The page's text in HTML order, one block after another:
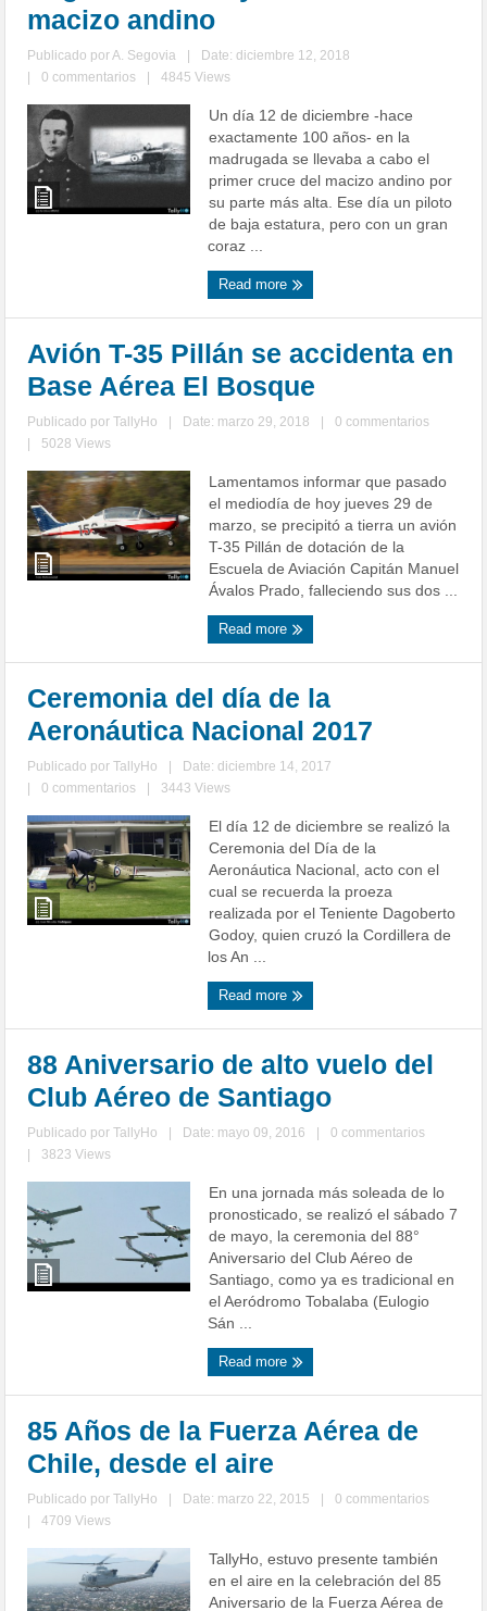
macizo andino
Publicado porA. Segovia
Date: diciembre 12, 2018
0 commentarios 4845 Views
Un día 12 de diciembre -hace
exactamente 100 años- en la
madrugada se llevaba a cabo el
primer cruce del macizo andino por
su parte más alta. Ese día un piloto
de baja estatura, pero con un gran
coraz ...
Read more
Avión T-35 Pillán se accidenta en
Base Aérea El Bosque
Publicado porTallyHo Date: marzo 29, 2018
0 commentarios
5028 Views
Lamentamos informar que pasado
el mediodía de hoy jueves 29 de
marzo, se precipitó a tierra un avión
T-35 Pillán de dotación de la
Escuela de Aviación Capitán Manuel
Ávalos Prado, falleciendo sus dos ...
Read more
Ceremonia del día de la
Aeronáutica Nacional 2017
Publicado porTallyHo
Date: diciembre 14, 2017
0 commentarios 3443 Views
El día 12 de diciembre se realizó la
Ceremonia del Día de la
Aeronáutica Nacional, acto con el
cual se recuerda la proeza
realizada por el Teniente Dagoberto
Godoy, quien cruzó la Cordillera de
los An ...
Read more
88 Aniversario de alto vuelo del
Club Aéreo de Santiago
Publicado porTallyHo Date: mayo 09, 2016
0 commentarios
3823 Views
En una jornada más soleada de lo
pronosticado, se realizó el sábado 7
de mayo, la ceremonia del 88°
Aniversario del Club Aéreo de
Santiago, como ya es tradicional en
el Aeródromo Tobalaba (Eulogio
Sán ...
Read more
85 Años de la Fuerza Aérea de
Chile, desde el aire
Publicado porTallyHo Date: marzo 22, 2015
0 commentarios
4709 Views
TallyHo, estuvo presente también
en el aire en la celebración del 85
Aniversario de la Fuerza Aérea de